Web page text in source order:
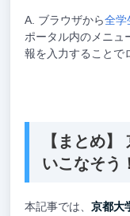
ブラウザから全学
ポータル内のメニュ
報を入力することで
【まとめ
いこなそう！
本記事では、 京都大